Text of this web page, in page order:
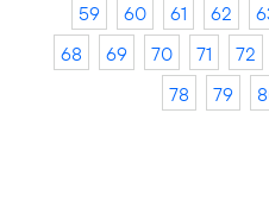
59
60 61 62
68
69 70 71 72
78
79